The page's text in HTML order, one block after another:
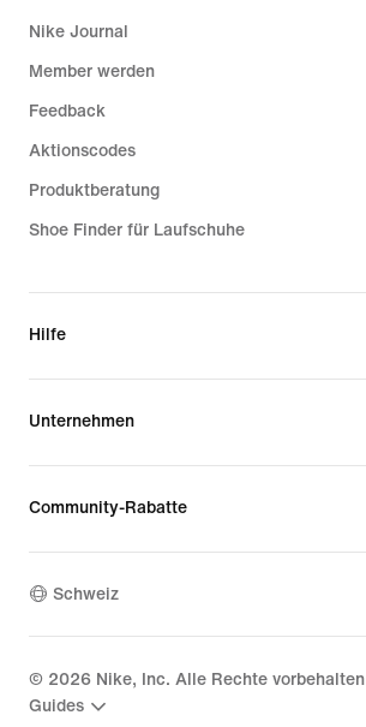
Nike Journal
Member werden
Feedback
Aktionscodes
Produktberatung
Shoe Finder für Laufschuhe
Hilfe
Unternehmen
Community-Rabatte
Schweiz
© 2026 Nike, Inc. Alle Rechte vorbehalten
Guides